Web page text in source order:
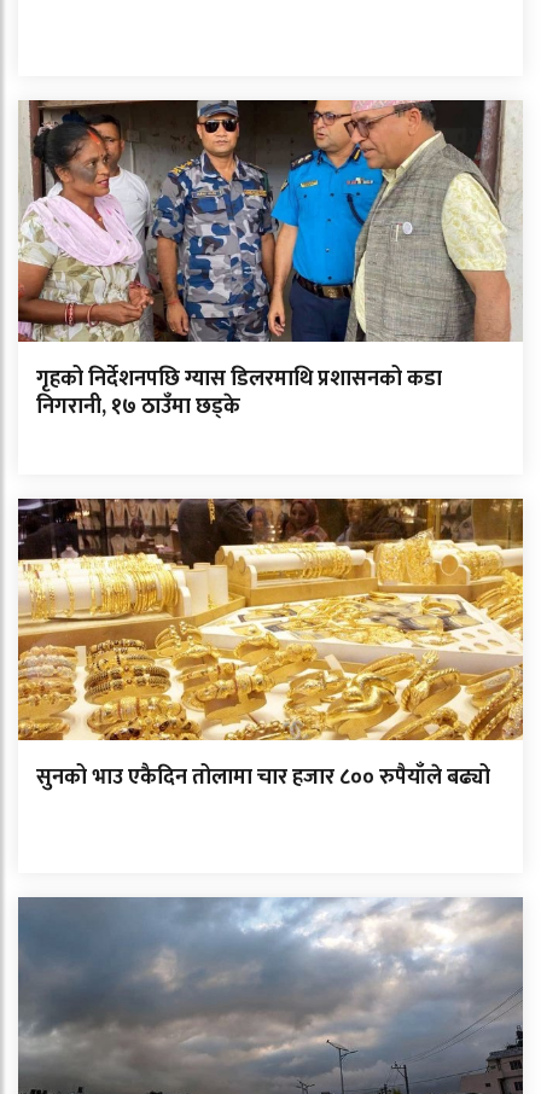
गृहको निर्देशनपछि ग्यास डिलरमाथि प्रशासनको कडा
निगरानी, १७ ठाउँमा छड्के
सुनको भाउ एकैदिन तोलामा चार हजार ८०० रुपैयाँले बढ्यो